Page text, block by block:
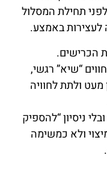
תחילת המסלול
לעצירות באמצע.
הכרישים.
“שיא” רגשי,
ולתת לחוויה
ניסיון “להספיק
ולא כמשימה